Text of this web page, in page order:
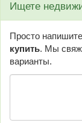
Ищете
Просто
купить. Мы
варианты.